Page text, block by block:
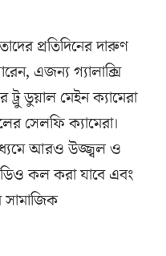
প্রতিদিনের দারুণ
এজন্য গ্যালাক্সি
ডুয়াল মেইন ক্যামেরা
সেলফি ক্যামেরা।
আরও উজ্জ্বল ও
কল করা যাবে এবং
সামাজিক